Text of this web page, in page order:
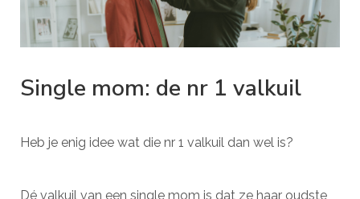
Single mom: de nr 1 valkuil
Heb je enig idee wat die nr 1 valkuil dan wel is?
Dé valkuil van een single mom is dat ze haar oudste